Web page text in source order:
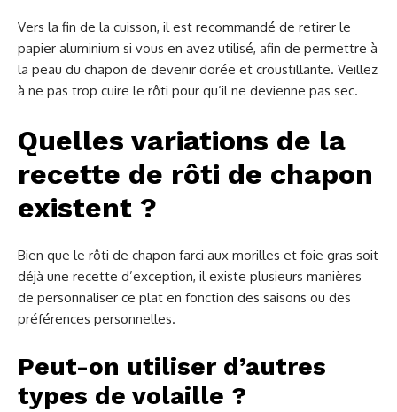
Vers la fin de la cuisson, il est recommandé de retirer le
papier aluminium si vous en avez utilisé, afin de permettre à
la peau du chapon de devenir dorée et croustillante. Veillez
à ne pas trop cuire le rôti pour qu’il ne devienne pas sec.
Quelles variations de la
recette de rôti de chapon
existent ?
Bien que le rôti de chapon farci aux morilles et foie gras soit
déjà une recette d’exception, il existe plusieurs manières
de personnaliser ce plat en fonction des saisons ou des
préférences personnelles.
Peut-on utiliser d’autres
types de volaille ?